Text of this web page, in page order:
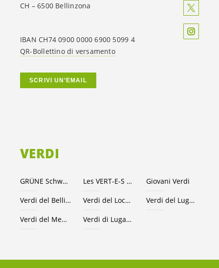
VERDI
GRÜNE Schweiz Les VERT-E-S suisses Giovani Verdi
Verdi del Bellinzonese e valli Verdi del Locarnese Verdi del Luganese
Verdi del Mendrisiotto Verdi di Lugano
CH – 6500 Bellinzona
IBAN CH74 0900 0000 6900 5099 4
QR-Bollettino di versamento
SCRIVI UN’EMAIL